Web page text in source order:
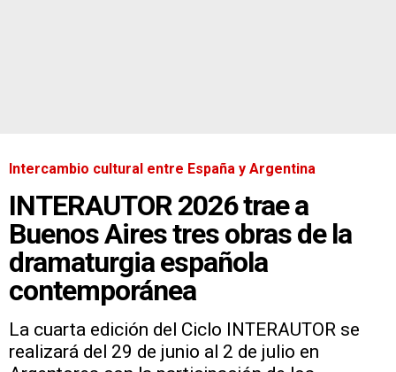
Intercambio cultural entre España y Argentina
INTERAUTOR 2026 trae a
Buenos Aires tres obras de la
dramaturgia española
contemporánea
La cuarta edición del Ciclo INTERAUTOR se
realizará del 29 de junio al 2 de julio en